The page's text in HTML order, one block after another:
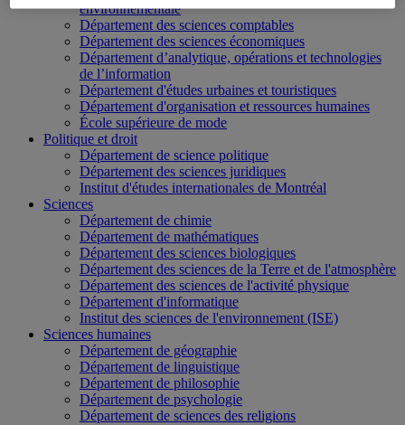
environnementale
Département des sciences comptables
Département des sciences économiques
Département d’analytique, opérations et technologies
de l’information
Département d'études urbaines et touristiques
Département d'organisation et ressources humaines
École supérieure de mode
Politique et droit
Département de science politique
Département des sciences juridiques
Institut d'études internationales de Montréal
Sciences
Département de chimie
Département de mathématiques
Département des sciences biologiques
Département des sciences de la Terre et de l'atmosphère
Département des sciences de l'activité physique
Département d'informatique
Institut des sciences de l'environnement (ISE)
Sciences humaines
Département de géographie
Département de linguistique
Département de philosophie
Département de psychologie
Département de sciences des religions